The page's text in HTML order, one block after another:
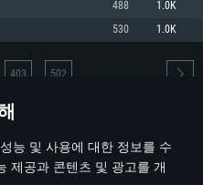
능 및 사용에 대한 정보를 수
제공과 콘텐츠 및 광고를 개
)
트)
래픽 드라이버를 지원하는 NVIDIA
을 가지며 최신 그래픽 드라이버를
양 지원 해상도 720p) 이상
)
488 1.0K
530 1.0K
403 502